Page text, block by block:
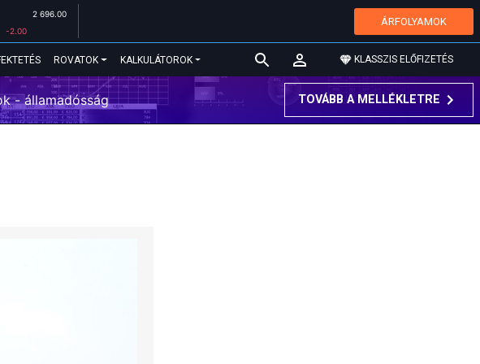
2 696.00
-2.00
ÁRFOLYAMOK
ROVATOK KALKULÁTOROK KLASSZIS ELŐFIZETÉS
- államadósság TOVÁBB A MELLÉKLETRE